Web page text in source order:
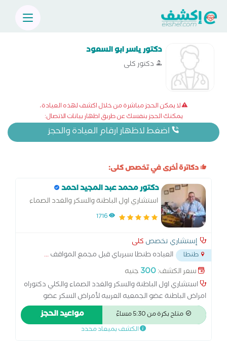
دكتور ياسر ابو السعود
دكتور كلى
لا يمكن الحجز مباشرة من خلال اكشف لهذه العيادة،
يمكنك الحجز بنفسك عن طريق اظهار بيانات الاتصال:
اضغط لاظهار ارقام العيادة والحجز
دكاترة أخرى في تخصص كلى:
دكتور محمد عبد المجيد احمد
استشاري اول الباطنة والسكر والغدد الصماء
والكلي
1716
إستشاري تخصص كلى
طنطا العياده طنطا سبرباي قبل مجمع المواقف...
سعر الكشف:300 جنيه
استشاري اول الباطنة والسكر والغدد الصماء والكلي دكتوراه
امراض الباطنة عضو الجمعيه العربيه لأمراض السكر عضو
الجمعيه الاوروبيه لأمراض الكلى عضو الجمعيه المصريه لأمراض
الكلي عضو الجمعيه الامريكيه لأمراض الكلى عضو الجمعيه
المصريه لأمراض الجهاز الهضمي
متاح بكرة من 5:30 مساءً مواعيد الحجز
الكشف بميعاد محدد